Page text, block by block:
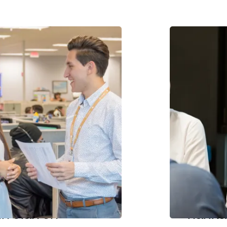
tedavi
her
hasta
Derin
olan en
süper
güçlü